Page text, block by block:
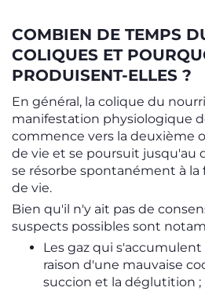
COMBIEN DE TEMPS
COLIQUES ET
PRODUISENT-ELLES ?
En général, la colique du
manifestation physiologique
commence vers la deuxième
de vie et se poursuit jusqu'au
se résorbe spontanément à
de vie.
Bien qu'il n'y ait pas de
suspects possibles sont
Les gaz qui
raison d'une mauvaise
succion et la déglutition ;